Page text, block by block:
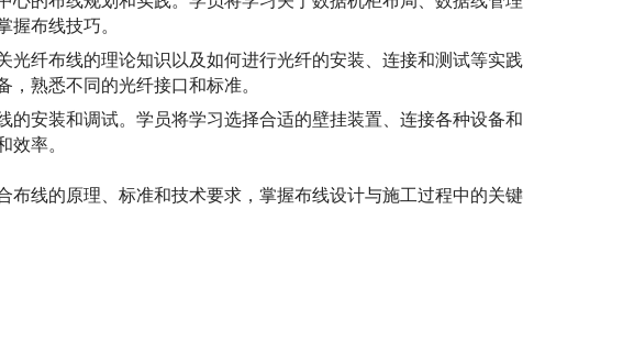
布线技巧。
光纤布线的理论知识以及如何进行光纤的安装、连接和测试等实践
熟悉不同的光纤接口和标准。
的安装和调试。学员将学习选择合适的壁挂装置、连接各种设备和
率。
布线的原理、标准和技术要求，掌握布线设计与施工过程中的关键